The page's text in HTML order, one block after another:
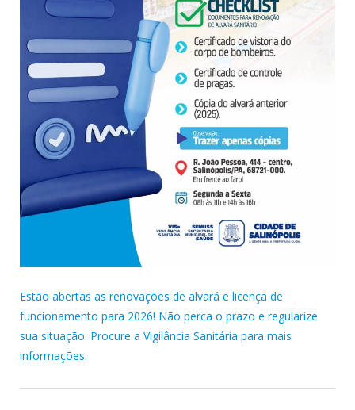
Estão abertas as renovações de alvará e licença de
funcionamento para 2026! Não perca o prazo e regularize
sua situação. Procure a Vigilância Sanitária para mais
informações.